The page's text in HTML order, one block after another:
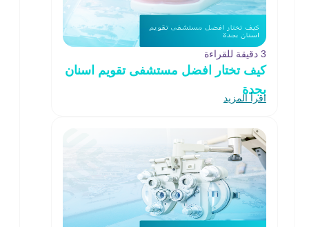
3 دقيقة للقراءة
كيف تختار افضل مستشفى تقويم اسنان
بجدة
اقرأ المزيد